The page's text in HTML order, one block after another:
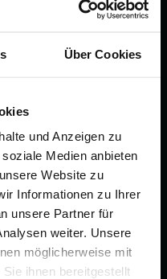
Über Cookies
und Anzeigen zu
Medien anbieten
Website zu
Informationen zu Ihrer
unsere Partner für
weiter. Unsere
möglicherweise mit
ihnen bereitgestellt
rund
&
BESTATTER
Portal
registrieren